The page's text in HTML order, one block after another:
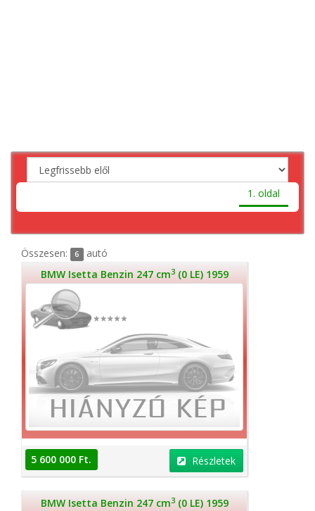
1. oldal
Összesen: 6 autó
BMW Isetta Benzin 247 cm3(0 LE) 1959
5 600 000 Ft. Részletek
BMW Isetta Benzin 247 cm3(0 LE) 1959